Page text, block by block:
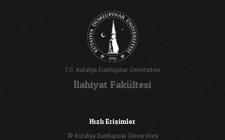
T.C. Kütahya Dumlupınar Üniversitesi
İlahiyat Fakültesi
Hızlı Erişimler
Kütahya Dumlupınar Üniversitesi